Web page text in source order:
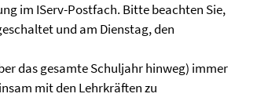
im IServ-Postfach. Bitte beachten Sie,
und am Dienstag, den
das gesamte Schuljahr hinweg) immer
mit den Lehrkräften zu